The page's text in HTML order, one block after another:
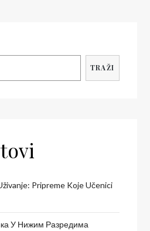
TRAŽI
Pripreme Koje Učenici
У Нижим Разредима